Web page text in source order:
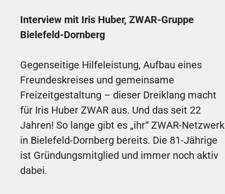
Interview mit Iris Huber, ZWAR-Gruppe
Bielefeld-Dornberg
Gegenseitige Hilfeleistung, Aufbau eines
Freundeskreises und gemeinsame
Freizeitgestaltung – dieser Dreiklang macht
für Iris Huber ZWAR aus. Und das seit 22
Jahren! So lange gibt es „ihr“ ZWAR-Netzwerk
in Bielefeld-Dornberg bereits. Die 81-Jährige
ist Gründungsmitglied und immer noch aktiv
dabei.